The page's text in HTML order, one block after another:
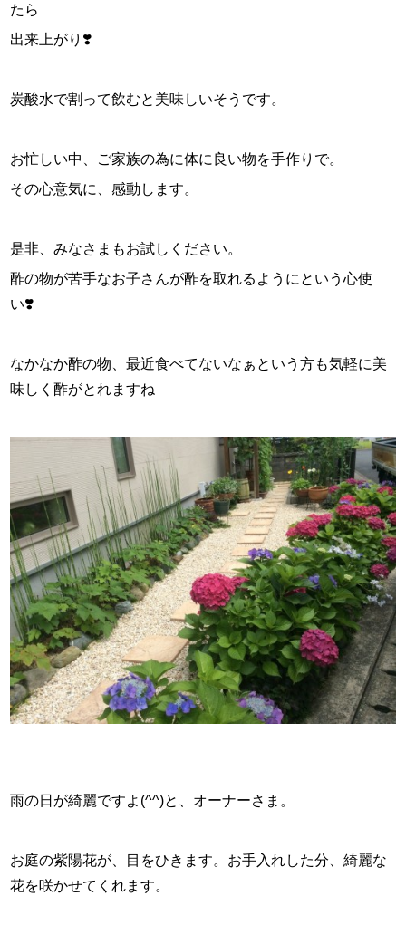
たら
出来上がり❣️
炭酸水で割って飲むと美味しいそうです。
お忙しい中、ご家族の為に体に良い物を手作りで。
その心意気に、感動します。
是非、みなさまもお試しください。
酢の物が苦手なお子さんが酢を取れるようにという心使
い❣️
なかなか酢の物、最近食べてないなぁという方も気軽に美
味しく酢がとれますね
雨の日が綺麗ですよ(^^)と、オーナーさま。
お庭の紫陽花が、目をひきます。お手入れした分、綺麗な
花を咲かせてくれます。